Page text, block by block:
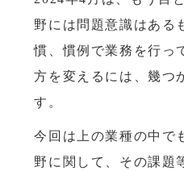
野には問題意識はある
慣、慣例で業務を行っ
方を変えるには、幾つ
す。
今回は上の業種の中で
野に関して、その課題